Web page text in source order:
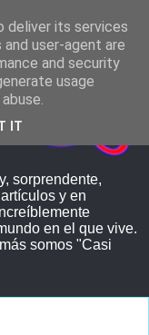
sorprendente,
y en
en el que vive.
somos "Casi
deliver its services
user-agent are
and security
usage
IT